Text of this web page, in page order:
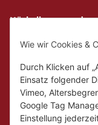
Wie wir Cookies &
Durch Klicken auf
Einsatz folgender
Vimeo,
Google Tag
Einstellung
Hückelhoven und
Mo.
Di. - Fr.